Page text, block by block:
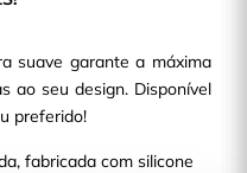
suave garante a máxima
ao seu design. Disponível
preferido!
fabricada com silicone